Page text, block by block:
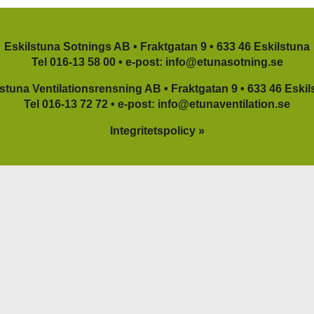
Eskilstuna Sotnings AB • Fraktgatan 9 • 633 46 Eskilstuna
Tel 016-13 58 00• e-post: info@etunasotning.se
Ventilationsrensning AB • Fraktgatan 9 • 633 46
Tel 016-13 72 72 • e-post: info@etunaventilation.se
Integritetspolicy »